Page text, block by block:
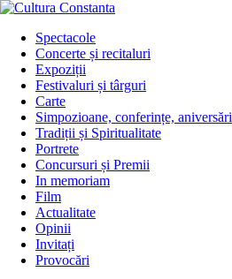
Sari
conținutSpectacole
Concerte și recitaluri
Expoziții
Festivaluri și târguri
Carte
Simpozioane, conferințe, aniversări
Tradiții și Spiritualitate
Portrete
Concursuri și Premii
In memoriam
Film
Actualitate
Opinii
Invitați
Provocări